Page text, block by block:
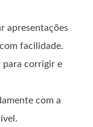
apresentações
facilidade.
para corrigir e
com a